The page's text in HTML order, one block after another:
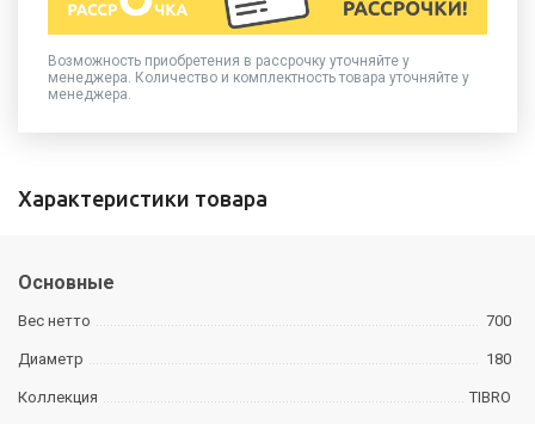
Возможность приобретения в рассрочку уточняйте у
менеджера. Количество и комплектность товара уточняйте у
менеджера.
Характеристики товара
Основные
Вес нетто 700
Диаметр 180
Коллекция TIBRO